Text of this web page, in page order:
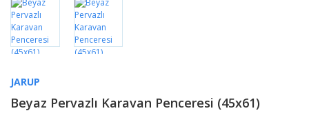
JARUP
Beyaz Pervazlı Karavan Penceresi (45x61)